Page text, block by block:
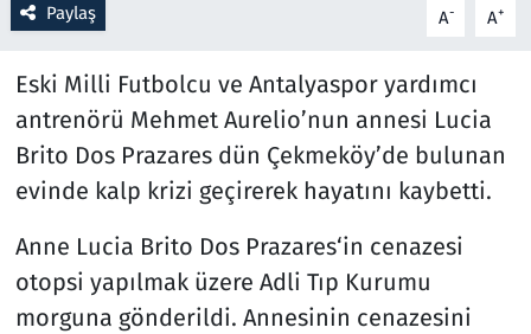
Paylaş A- A+
Eski Milli Futbolcu ve Antalyaspor yardımcı
antrenörü Mehmet Aurelio’nun annesi Lucia
Brito Dos Prazares dün Çekmeköy’de bulunan
evinde kalp krizi geçirerek hayatını kaybetti.
Anne Lucia Brito Dos Prazares‘in cenazesi
otopsi yapılmak üzere Adli Tıp Kurumu
morguna gönderildi. Annesinin cenazesini
Savunma Sanayi
Seçim 2023
Teknoloji ve Bilim
Televizyon